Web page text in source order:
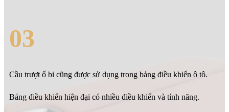
03
Cầu trượt ổ bi cũng được sử dụng trong bảng điều khiển ô tô.
Bảng điều khiển hiện đại có nhiều điều khiển và tính năng.